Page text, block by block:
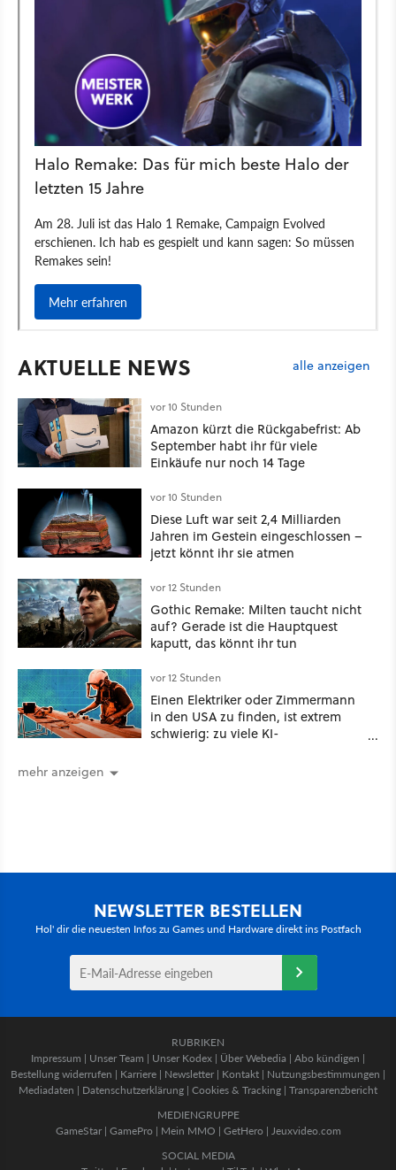
AKTUELLE NEWS alle anzeigen
vor 10 Stunden
Amazon kürzt die Rückgabefrist: Ab
September habt ihr für viele
Einkäufe nur noch 14 Tage
vor 10 Stunden
Diese Luft war seit 2,4 Milliarden
Jahren im Gestein eingeschlossen –
jetzt könnt ihr sie atmen
vor 12 Stunden
Gothic Remake: Milten taucht nicht
auf? Gerade ist die Hauptquest
kaputt, das könnt ihr tun
vor 12 Stunden
Einen Elektriker oder Zimmermann
in den USA zu finden, ist extrem
schwierig: zu viele KI-
mehr anzeigen
NEWSLETTER BESTELLEN
Hol' dir die neuesten Infos zu Games und Hardware direkt ins Postfach
RUBRIKEN
Impressum | Unser Team | Unser Kodex | Über Webedia | Abo kündigen |
Bestellung widerrufen | Karriere | Newsletter | Kontakt | Nutzungsbestimmungen |
Mediadaten | Datenschutzerklärung | Cookies & Tracking | Transparenzbericht
MEDIENGRUPPE
GameStar| GamePro | Mein MMO | GetHero | Jeuxvideo.com
SOCIAL MEDIA